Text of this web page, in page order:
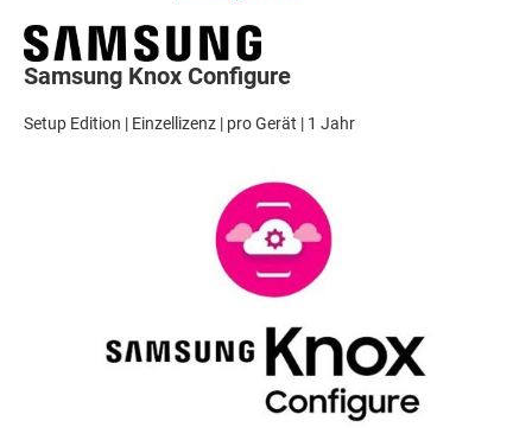
Samsung Knox Configure
Setup Edition | Einzellizenz | pro Gerät | 1 Jahr